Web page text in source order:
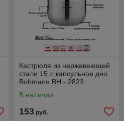
Кастрюля из нержавеющей
стали 15 л капсульное дно
Bohmann BH - 2823
В наличии
153 руб.